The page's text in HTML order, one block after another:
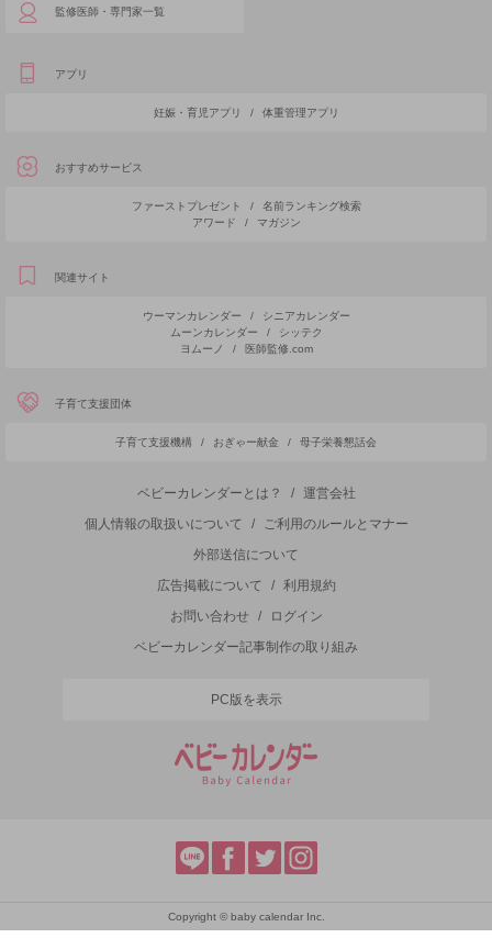
監修医師・専門家一覧
アプリ
妊娠・育児アプリ / 体重管理アプリ
おすすめサービス
ファーストプレゼント /
名前ランキング検索
アワード
/ マガジン
関連サイト
ウーマンカレンダー /
シニアカレンダー
ムーンカレンダー
/
シッテク
ヨムーノ
/ 医師監修.com
子育て支援団体
子育て支援機構 / おぎゃー献金 / 母子栄養懇話会
ベビーカレンダーとは？ /
運営会社
個人情報の取扱いについて
/
ご利用のルールとマナー
外部送信について
広告掲載について
/
利用規約
お問い合わせ
/
ログイン
ベビーカレンダー記事制作の取り組み
PC版を表示
Copyright © baby calendar Inc.